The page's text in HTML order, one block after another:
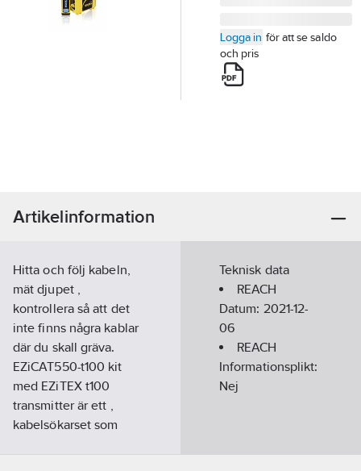
Logga in för att se saldo
och pris
Artikelinformation
Hitta och följ kabeln,
mät djupet ,
kontrollera så att det
inte finns några kablar
där du skall gräva.
EZiCAT550-t100 kit
med EZiTEX t100
transmitter är ett ,
kabelsökarset som
Teknisk data
REACH
Datum: 2021-12-
06
REACH
Informationsplikt:
Nej